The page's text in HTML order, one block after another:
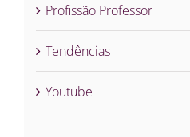
Profissão Professor
Tendências
Youtube